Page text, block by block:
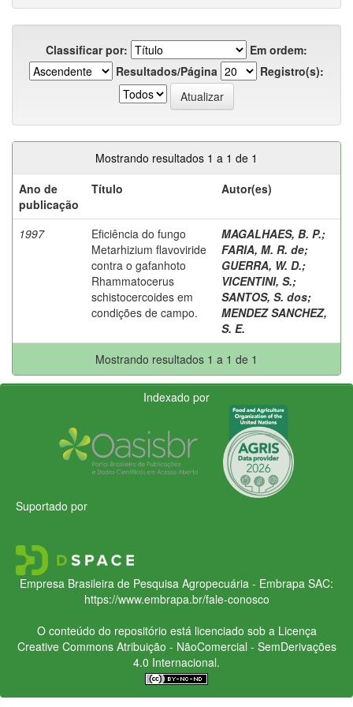
Classificar por:
Em ordem:
Resultados/Página
Registro(s):
Mostrando resultados 1 a 1 de 1
Ano de
publicação
Título Autor(es)
1997
Eficiência do fungo
Metarhizium flavoviride
contra o gafanhoto
Rhammatocerus
schistocercoides em
condições de campo.
MAGALHAES, B. P.;
FARIA, M. R. de;
GUERRA, W. D.;
VICENTINI, S.;
SANTOS, S. dos;
MENDEZ SANCHEZ,
S. E.
Mostrando resultados 1 a 1 de 1
Indexado por
Suportado por
Empresa Brasileira de Pesquisa Agropecuária - Embrapa SAC:
https://www.embrapa.br/fale-conosco
O conteúdo do repositório está licenciado sob a Licença
Creative CommonsAtribuição - NãoComercial - SemDerivações
4.0 Internacional.